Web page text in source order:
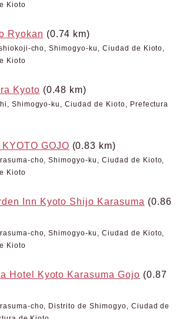
Kioto
Ryokan (0.74 km)
cho, Shimogyo-ku, Ciudad de Kioto,
Kioto
Kyoto (0.48 km)
Shimogyo-ku, Ciudad de Kioto, Prefectura
GOJO (0.83 km)
cho, Shimogyo-ku, Ciudad de Kioto,
Kioto
Inn Kyoto Shijo Karasuma (0.86
cho, Shimogyo-ku, Ciudad de Kioto,
Kioto
Hotel Kyoto Karasuma Gojo (0.87
cho, Distrito de Shimogyo, Ciudad de